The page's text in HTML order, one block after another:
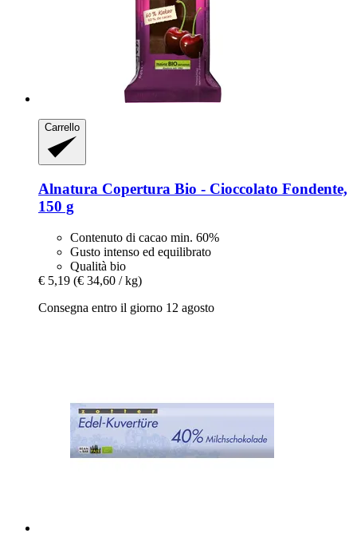
Carrello
Alnatura Copertura Bio -​ Cioccolato Fondente,
150 g
Contenuto di cacao min. 60%
Gusto intenso ed equilibrato
Qualità bio
€ 5,19 (€ 34,60 / kg)
Consegna entro il giorno 12 agosto